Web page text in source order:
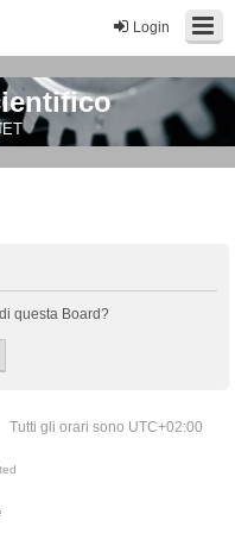
Login
questa Board?
Tutti gli orari sono UTC+02:00